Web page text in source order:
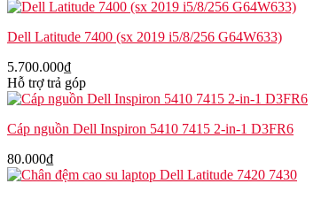
Dell Latitude 7400 (sx 2019 i5/8/256 G64W633)
5.700.000₫
Hỗ trợ trả góp
Cáp nguồn Dell Inspiron 5410 7415 2-in-1 D3FR6
80.000₫